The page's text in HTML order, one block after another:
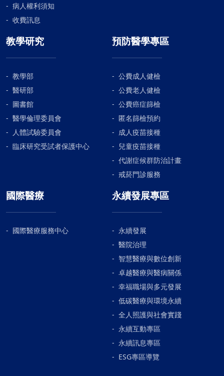
病人權利須知
收費訊息
教學研究
教學部
醫研部
圖書館
醫學倫理委員會
人體試驗委員會
臨床研究受試者保護中心
預防醫學專區
公費成人健檢
公費老人健檢
公費癌症篩檢
匿名篩檢預約
成人疫苗接種
兒童疫苗接種
代謝症候群防治計畫
戒菸門診服務
國際醫療
國際醫療服務中心
永續發展專區
永續發展
醫院治理
智慧醫療與數位創新
卓越醫療與醫病關係
幸福職場與多元發展
低碳醫療與環境永續
全人照護與社會實踐
永續互動專區
永續訊息專區
ESG專區導覽